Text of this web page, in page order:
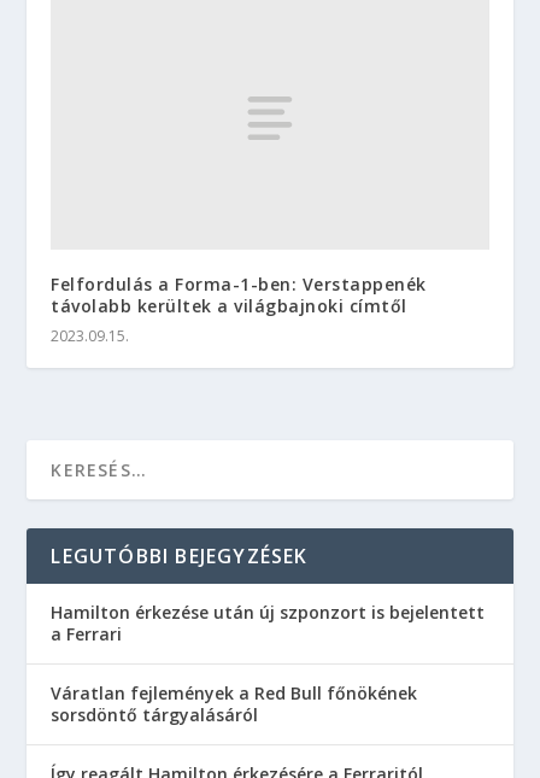
Felfordulás a Forma-1-ben: Verstappenék
távolabb kerültek a világbajnoki címtől
2023.09.15.
LEGUTÓBBI BEJEGYZÉSEK
Hamilton érkezése után új szponzort is bejelentett
a Ferrari
Váratlan fejlemények a Red Bull főnökének
sorsdöntő tárgyalásáról